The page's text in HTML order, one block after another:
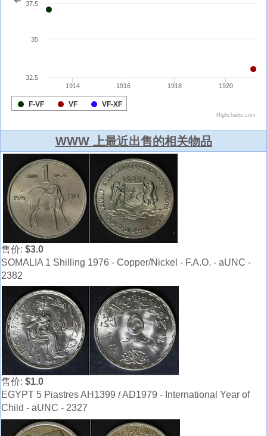
WWW 上最近出售的相关物品
售价: $3.0
SOMALIA 1 Shilling 1976 - Copper/Nickel - F.A.O. - aUNC -
2382
售价: $1.0
EGYPT 5 Piastres AH1399 / AD1979 - International Year of
Child - aUNC - 2327